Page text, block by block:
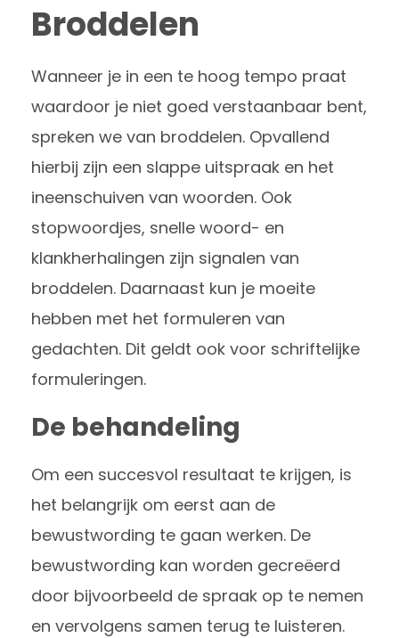
Broddelen
Wanneer je in een te hoog tempo praat
waardoor je niet goed verstaanbaar bent,
spreken we van broddelen. Opvallend
hierbij zijn een slappe uitspraak en het
ineenschuiven van woorden. Ook
stopwoordjes, snelle woord- en
klankherhalingen zijn signalen van
broddelen. Daarnaast kun je moeite
hebben met het formuleren van
gedachten. Dit geldt ook voor schriftelijke
formuleringen.
De behandeling
Om een succesvol resultaat te krijgen, is
het belangrijk om eerst aan de
bewustwording te gaan werken. De
bewustwording kan worden gecreëerd
door bijvoorbeeld de spraak op te nemen
en vervolgens samen terug te luisteren.